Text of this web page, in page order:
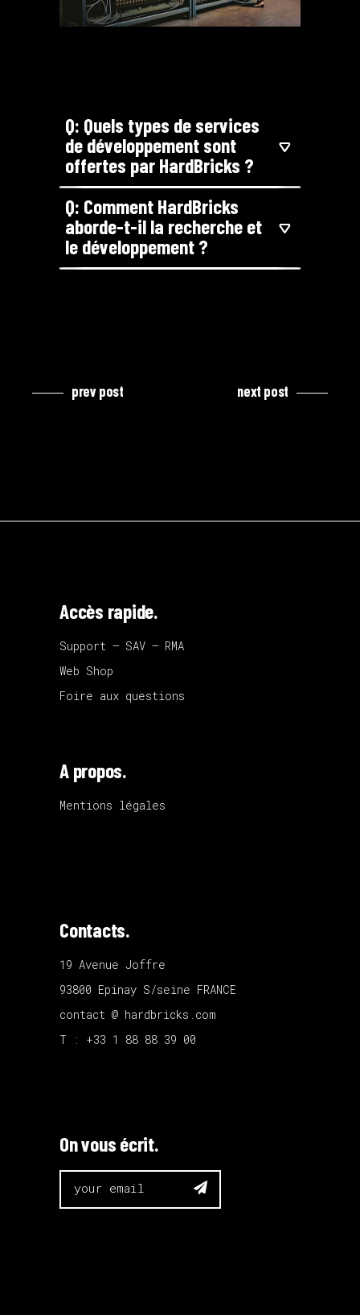
Q: Quels types de services
de développement sont
offertes par HardBricks ?
Q: Comment HardBricks
aborde-t-il la recherche et
le développement ?
prev post next post
Accès rapide.
Support – SAV – RMA
Web Shop
Foire aux questions
A propos.
Mentions légales
Contacts.
19 Avenue Joffre
93800 Epinay S/seine FRANCE
contact @ hardbricks.com
T : +33 1 88 88 39 00
On vous écrit.
